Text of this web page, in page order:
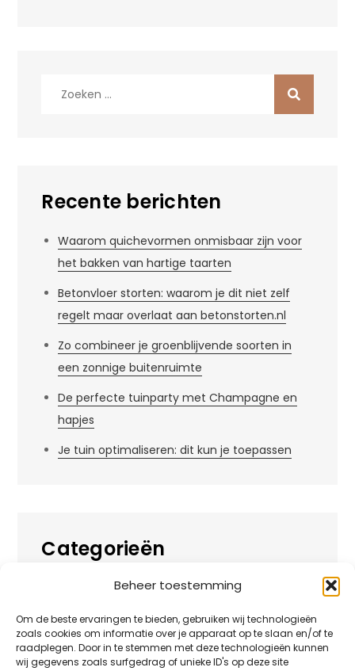
Beheer toestemming
Om de beste ervaringen te bieden, gebruiken wij technologieën
zoals cookies om informatie over je apparaat op te slaan en/of te
raadplegen. Door in te stemmen met deze technologieën kunnen
wij gegevens zoals surfgedrag of unieke ID's op deze site
Recente berichten
Waarom quichevormen onmisbaar zijn voor
het bakken van hartige taarten
Betonvloer storten: waarom je dit niet zelf
regelt maar overlaat aan betonstorten.nl
Zo combineer je groenblijvende soorten in
een zonnige buitenruimte
De perfecte tuinparty met Champagne en
hapjes
Je tuin optimaliseren: dit kun je toepassen
Categorieën
Huis
Overig